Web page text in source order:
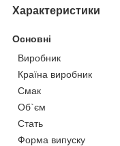
Характеристики
Основні
Виробник
Країна виробник
Смак
Об`єм
Стать
Форма випуску